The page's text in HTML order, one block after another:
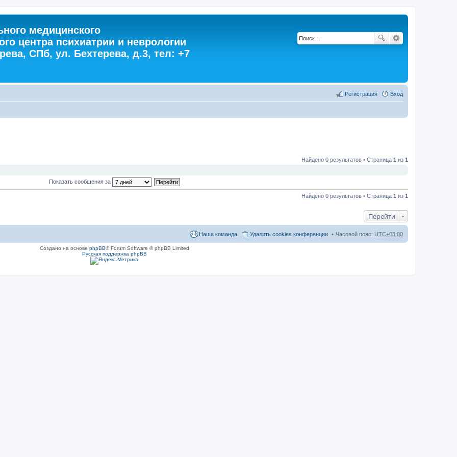
медицинского
центра психиатрии и неврологии
СПб, ул. Бехтерева, д.3, тел: +7
Вход
Регистрация
Найдено 0 результатов • Страница 1 из 1
Показать сообщения за
Найдено 0 результатов • Страница 1 из 1
Перейти
Часовой пояс: UTC+03:00
Удалить cookies конференции
Наша команда
Создано на основе phpBB® Forum Software © phpBB Limited
Русская поддержка phpBB